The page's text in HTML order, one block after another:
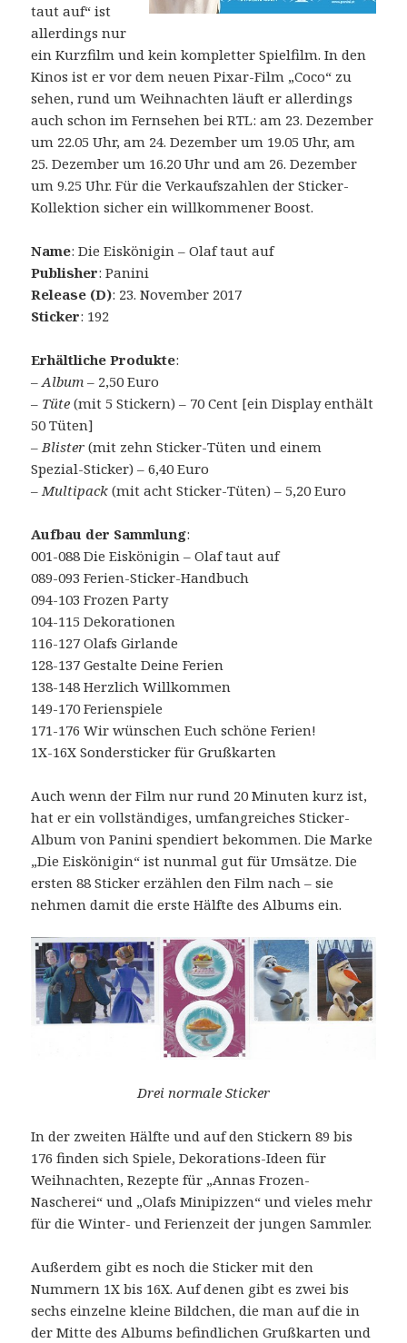
taut auf“ ist
allerdings nur
ein Kurzfilm und kein kompletter Spielfilm. In den
Kinos ist er vor dem neuen Pixar-Film „Coco“ zu
sehen, rund um Weihnachten läuft er allerdings
auch schon im Fernsehen bei RTL: am 23. Dezember
um 22.05 Uhr, am 24. Dezember um 19.05 Uhr, am
25. Dezember um 16.20 Uhr und am 26. Dezember
um 9.25 Uhr. Für die Verkaufszahlen der Sticker-
Kollektion sicher ein willkommener Boost.
Name: Die Eiskönigin – Olaf taut auf
Publisher: Panini
Release (D): 23. November 2017
Sticker: 192
Erhältliche Produkte:
–Album – 2,50 Euro
– Tüte (mit 5 Stickern) – 70 Cent [ein Display enthält
50 Tüten]
–Blister (mit zehn Sticker-Tüten und einem
Spezial-Sticker) – 6,40 Euro
–Multipack (mit acht Sticker-Tüten) – 5,20 Euro
Aufbau der Sammlung:
001-088 Die Eiskönigin – Olaf taut auf
089-093 Ferien-Sticker-Handbuch
094-103 Frozen Party
104-115 Dekorationen
116-127 Olafs Girlande
128-137 Gestalte Deine Ferien
138-148 Herzlich Willkommen
149-170 Ferienspiele
171-176 Wir wünschen Euch schöne Ferien!
1X-16X Sondersticker für Grußkarten
Auch wenn der Film nur rund 20 Minuten kurz ist,
hat er ein vollständiges, umfangreiches Sticker-
Album von Panini spendiert bekommen. Die Marke
„Die Eiskönigin“ ist nunmal gut für Umsätze. Die
ersten 88 Sticker erzählen den Film nach – sie
nehmen damit die erste Hälfte des Albums ein.
Drei normale Sticker
In der zweiten Hälfte und auf den Stickern 89 bis
176 finden sich Spiele, Dekorations-Ideen für
Weihnachten, Rezepte für „Annas Frozen-
Nascherei“ und „Olafs Minipizzen“ und vieles mehr
für die Winter- und Ferienzeit der jungen Sammler.
Außerdem gibt es noch die Sticker mit den
Nummern 1X bis 16X. Auf denen gibt es zwei bis
sechs einzelne kleine Bildchen, die man auf die in
der Mitte des Albums befindlichen Grußkarten und